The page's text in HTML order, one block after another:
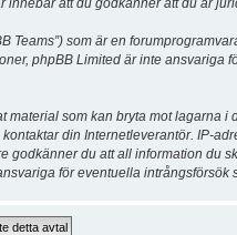
Teams”) som är en
phpBB Limited är inte ansvariga
som kan bryta mot lagarna i
din Internetleverantör. IP-
godkänner du att all information du
för eventuella intrångsförsök